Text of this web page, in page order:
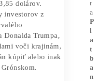
k 98 000 dolárov,
dní zostala
posledný mesiac
%, ale stále je
dolárov.